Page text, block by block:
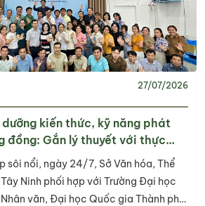
27/07/2026
kiến thức, kỹ năng phát
đồng: Gắn lý thuyết với thực
phát triển du lịch bền vững
sôi nổi, ngày 24/7, Sở Văn hóa, Thể
Ninh phối hợp với Trường Đại học
văn, Đại học Quốc gia Thành phố